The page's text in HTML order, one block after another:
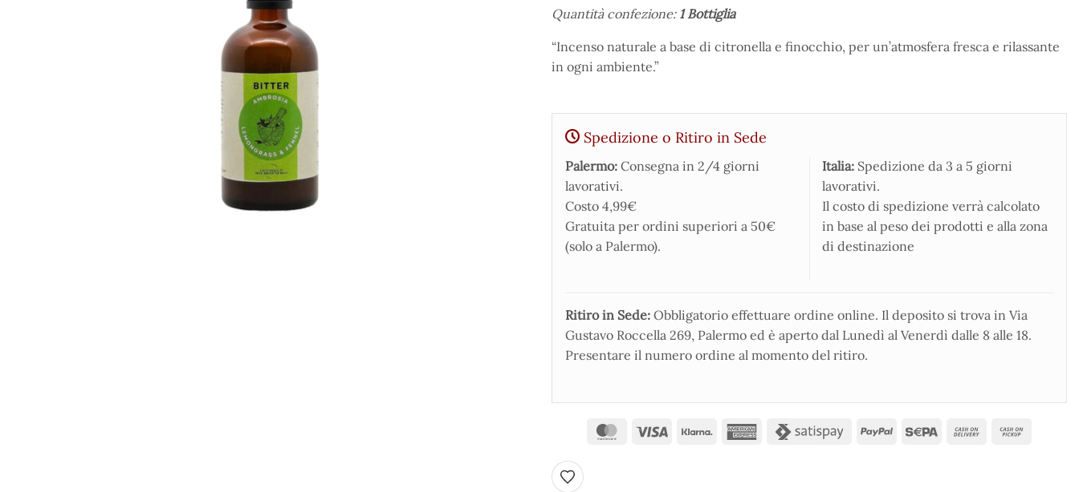
Quantità confezione: 1 Bottiglia
“Incenso naturale a base di citronella e finocchio, per un’atmosfera fresca e rilassante
in ogni ambiente.”
Spedizione o Ritiro in Sede
Palermo: Consegna in 2/4 giorni
lavorativi.
Costo 4,99€
Gratuita per ordini superiori a 50€
(solo a Palermo).
Italia: Spedizione da 3 a 5 giorni
lavorativi.
Il costo di spedizione verrà calcolato
in base al peso dei prodotti e alla zona
di destinazione
Ritiro in Sede: Obbligatorio effettuare ordine online. Il deposito si trova in Via
Gustavo Roccella 269, Palermo ed è aperto dal Lunedì al Venerdì dalle 8 alle 18.
Presentare il numero ordine al momento del ritiro.
Aggiungi ai preferiti